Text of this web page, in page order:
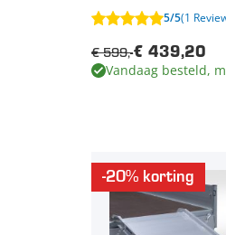
5/5(1
€ 439,20
€ 599,-
Vandaag besteld,
-20% korting